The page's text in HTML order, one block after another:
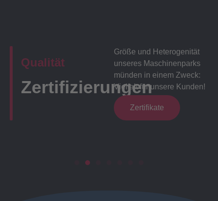
Qualität
Zertifizierungen
Größe und Heterogenität
unseres Maschinenparks
münden in einem Zweck:
Vielfalt für unsere Kunden!
Zertifikate